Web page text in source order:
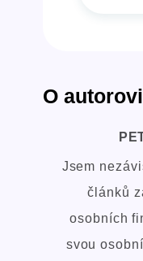
O autorovi
Jsem
článků
osobních
svou